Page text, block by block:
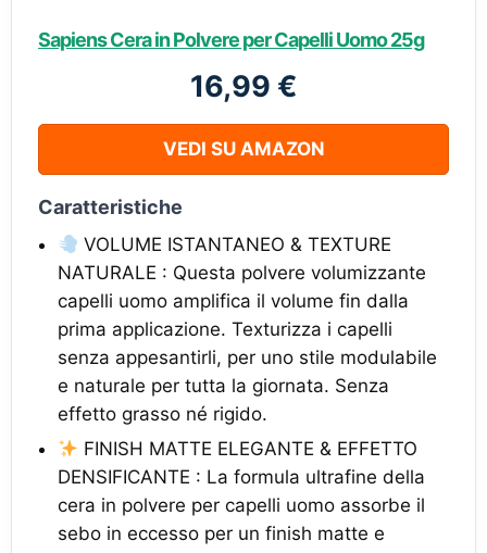
Sapiens Cera in Polvere per Capelli Uomo 25g
16,99 €
VEDI SU AMAZON
Caratteristiche
VOLUME ISTANTANEO & TEXTURE
NATURALE : Questa polvere volumizzante
capelli uomo amplifica il volume fin dalla
prima applicazione. Texturizza i capelli
senza appesantirli, per uno stile modulabile
e naturale per tutta la giornata. Senza
effetto grasso né rigido.
FINISH MATTE ELEGANTE & EFFETTO
DENSIFICANTE : La formula ultrafine della
cera in polvere per capelli uomo assorbe il
sebo in eccesso per un finish matte e